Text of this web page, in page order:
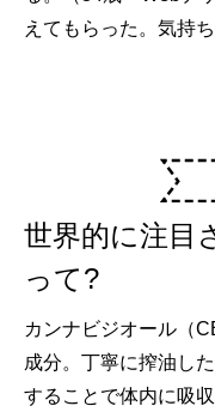
えてもらった。気持
世界的に注目
って?
カンナビジオール（
成分。丁寧に搾油し
することで体内に吸